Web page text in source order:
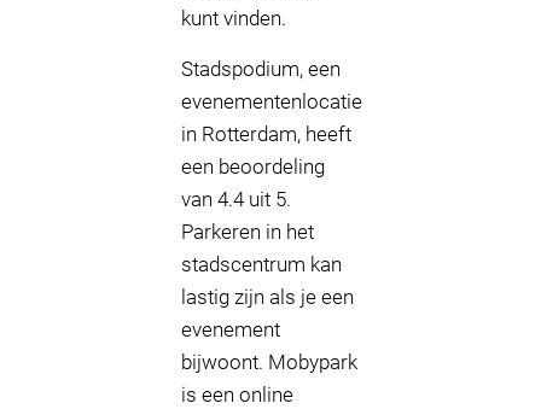
kunt vinden.
Stadspodium, een
evenementenlocatie
in Rotterdam, heeft
een beoordeling
van 4.4 uit 5.
Parkeren in het
stadscentrum kan
lastig zijn als je een
evenement
bijwoont. Mobypark
is een online